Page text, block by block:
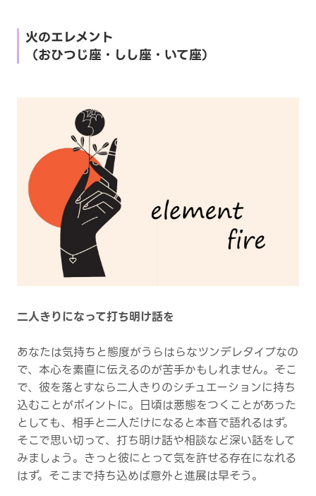
火のエレメント
（おひつじ座・しし座・いて座）
二人きりになって打ち明け話を
あなたは気持ちと態度がうらはらなツンデレタイプなの
で、本心を素直に伝えるのが苦手かもしれません。そこ
で、彼を落とすなら二人きりのシチュエーションに持ち
込むことがポイントに。日頃は悪態をつくことがあった
としても、相手と二人だけになると本音で語れるはず。
そこで思い切って、打ち明け話や相談など深い話をして
みましょう。きっと彼にとって気を許せる存在になれる
はず。そこまで持ち込めば意外と進展は早そう。